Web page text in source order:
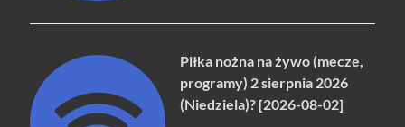
Piłka nożna na żywo (mecze,
programy) 2 sierpnia 2026
(Niedziela)? [2026-08-02]